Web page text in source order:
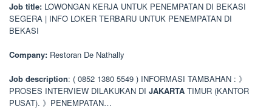
Job title: LOWONGAN KERJA UNTUK PENEMPATAN DI BEKASI
SEGERA | INFO LOKER TERBARU UNTUK PENEMPATAN DI
BEKASI
Company: Restoran De Nathally
Job description: ( 0852 1380 5549 ) INFORMASI TAMBAHAN : 》
PROSES INTERVIEW DILAKUKAN DI JAKARTA TIMUR (KANTOR
PUSAT). 》PENEMPATAN…